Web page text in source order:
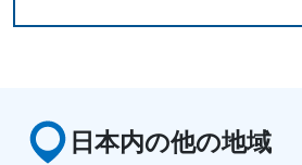
日本内の他の地域